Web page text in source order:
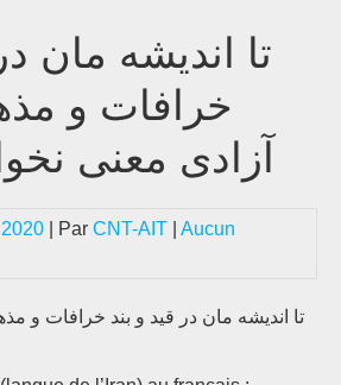
تا اندیشه مان
خرافات و
آزادی معنی
| Par CNT-AIT
Aucun
تا اندیشه مان در قید و بند خرافات و